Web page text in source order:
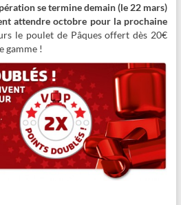
se termine demain (le 22 mars)
attendre octobre pour la prochaine
le poulet de Pâques offert dès 20€
gamme !